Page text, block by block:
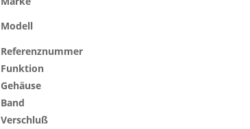
Modell
Referenznummer
Funktion
Gehäuse
Band
Verschluß